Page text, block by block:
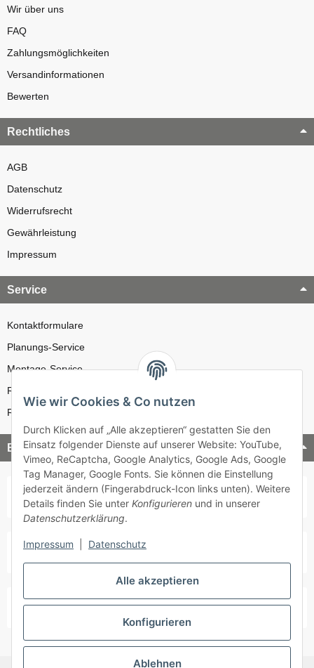
Wir über uns
FAQ
Zahlungsmöglichkeiten
Versandinformationen
Bewerten
Rechtliches
AGB
Datenschutz
Widerrufsrecht
Gewährleistung
Impressum
Service
Kontaktformulare
Planungs-Service
Montage-Service
Reparatur-Service
Retouren-Service
Bezahlung & Versand
Alle akzeptieren
Konfigurieren
Ablehnen
Wie wir Cookies & Co nutzen
Durch Klicken auf „Alle akzeptieren“ gestatten Sie den
Einsatz folgender Dienste auf unserer Website: YouTube,
Vimeo, ReCaptcha, Google Analytics, Google Ads, Google
Tag Manager, Google Fonts. Sie können die Einstellung
jederzeit ändern (Fingerabdruck-Icon links unten). Weitere
Details finden Sie unter Konfigurieren und in unserer
Datenschutzerklärung.
Impressum Datenschutz